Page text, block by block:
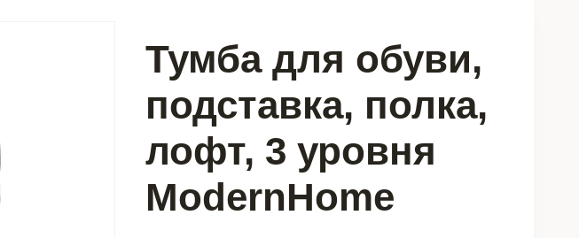
Тумба для обуви,
подставка, полка,
лофт, 3 уровня
ModernHome